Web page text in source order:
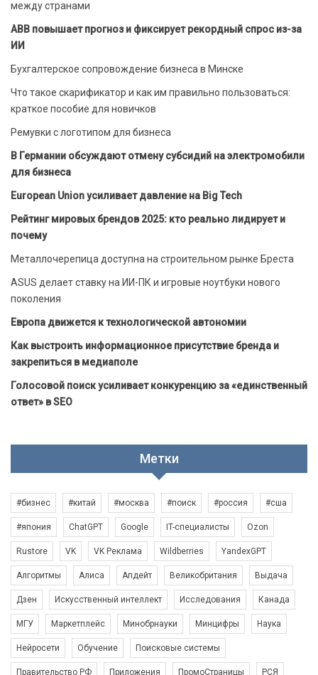
между странами
ABB повышает прогноз и фиксирует рекордный спрос из-за
ИИ
Бухгалтерское сопровождение бизнеса в Минске
Что такое скарификатор и как им правильно пользоваться:
краткое пособие для новичков
Ремувки с логотипом для бизнеса
В Германии обсуждают отмену субсидий на электромобили
для бизнеса
European Union усиливает давление на Big Tech
Рейтинг мировых брендов 2025: кто реально лидирует и
почему
Металлочерепица доступна на строительном рынке Бреста
ASUS делает ставку на ИИ-ПК и игровые ноутбуки нового
поколения
Европа движется к технологической автономии
Как выстроить информационное присутствие бренда и
закрепиться в медиаполе
Голосовой поиск усиливает конкуренцию за «единственный
ответ» в SEO
Метки
#бизнес #китай #москва #поиск #россия #сша
#япония ChatGPT Google IT-специалисты Ozon
Rustore VK VK Реклама Wildberries YandexGPT
Алгоритмы Алиса Апдейт Великобритания Выдача
Дзен Искусственный интеллект Исследования Канада
МГУ Маркетплейс Минобрнауки Минцифры Наука
Нейросети Обучение Поисковые системы
Правительство РФ Приложения ПромоСтраницы РСЯ